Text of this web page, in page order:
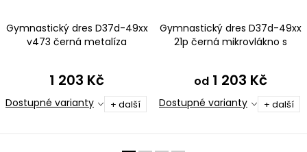
Gymnastický dres D37d-49xx
v473 černá metalíza
1 203 Kč
Dostupné varianty + další
Gymnastický dres D37d-49xx
21p černá mikrovlákno s
od1 203 Kč
Dostupné varianty + další